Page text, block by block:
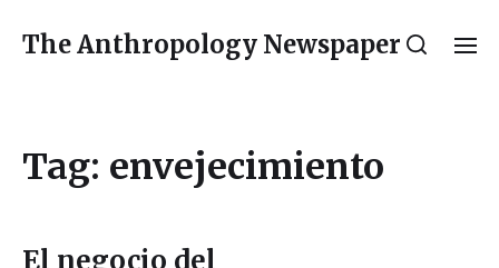
The Anthropology Newspaper
Tag: envejecimiento
El negocio del